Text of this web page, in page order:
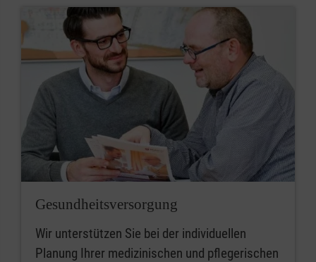
Gesundheitsversorgung
Wir unterstützen Sie bei der individuellen
Planung Ihrer medizinischen und pflegerischen